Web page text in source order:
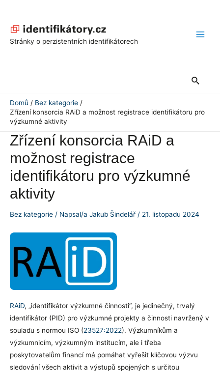
obsah
Stránky o perzistentních identifikátorech
Hledat
Domů
Bez kategorie
Zřízení konsorcia RAiD a možnost registrace identifikátoru pro
výzkumné aktivity
Zřízení konsorcia RAiD a
možnost registrace
identifikátoru pro výzkumné
aktivity
Bez kategorie / Napsal/a Jakub Šindelář / 21. listopadu 2024
RAiD, „identifikátor výzkumné činnosti“, je jedinečný, trvalý
identifikátor (PID) pro výzkumné projekty a činnosti navržený v
souladu s normou ISO (23527:2022). Výzkumníkům a
výzkumnicím, výzkumným institucím, ale i třeba
poskytovatelům financí má pomáhat vyřešit klíčovou výzvu
sledování všech aktivit a výstupů spojených s určitou